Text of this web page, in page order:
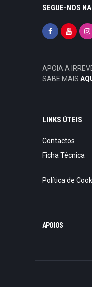
SEGUE-NOS
APOIA A
SABE MAIS
LINKS ÚTEIS
Contactos
Ficha Técnica
Política de
APOIOS